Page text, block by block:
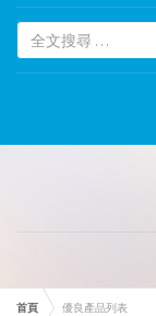
首頁 優良產品列表